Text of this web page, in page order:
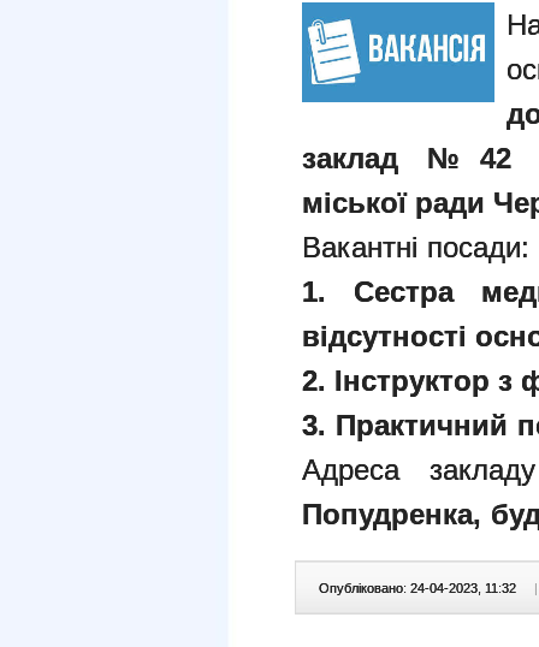
заклад №42
міської ради
Вакантні посади:
1. Сестра
відсутності
2. Інструктор з
3. Практичний
Адреса
Попудренка,
Опубліковано: 24-04-2023, 11:32 |